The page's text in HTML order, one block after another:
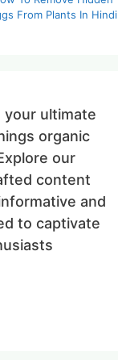
From Plants In Hindi
your ultimate
organic
our
content
and
to captivate